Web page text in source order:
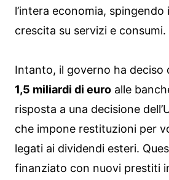
l’intera economia, spingendo
crescita su servizi e consumi.
Intanto, il governo ha deciso
1,5 miliardi di euro alle
risposta a una decisione
che impone restituzioni per
legati ai dividendi esteri.
finanziato con nuovi prestiti